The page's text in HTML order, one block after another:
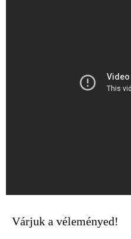
Várjuk a véleményed!